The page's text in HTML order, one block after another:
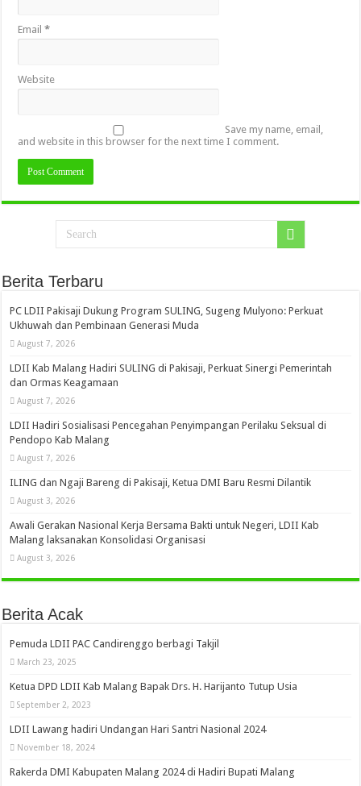
Email*
Website
Save my name, email,
and website in this browser for the next time I comment.
Berita Terbaru
PC LDII Pakisaji Dukung Program SULING, Sugeng Mulyono: Perkuat
Ukhuwah dan Pembinaan Generasi Muda
August 7, 2026
LDII Kab Malang Hadiri SULING di Pakisaji, Perkuat Sinergi Pemerintah
dan Ormas Keagamaan
August 7, 2026
LDII Hadiri Sosialisasi Pencegahan Penyimpangan Perilaku Seksual di
Pendopo Kab Malang
August 7, 2026
ILING dan Ngaji Bareng di Pakisaji, Ketua DMI Baru Resmi Dilantik
August 3, 2026
Awali Gerakan Nasional Kerja Bersama Bakti untuk Negeri, LDII Kab
Malang laksanakan Konsolidasi Organisasi
August 3, 2026
Berita Acak
Pemuda LDII PAC Candirenggo berbagi Takjil
March 23, 2025
Ketua DPD LDII Kab Malang Bapak Drs. H. Harijanto Tutup Usia
September 2, 2023
LDII Lawang hadiri Undangan Hari Santri Nasional 2024
November 18, 2024
Rakerda DMI Kabupaten Malang 2024 di Hadiri Bupati Malang